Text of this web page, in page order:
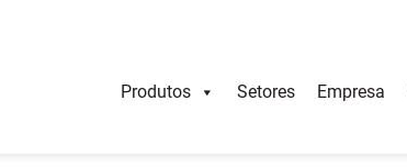
Produtos Setores Empresa